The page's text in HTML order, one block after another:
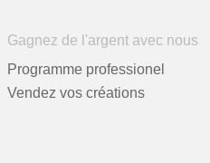
Gagnez de l'argent avec nous
Programme professionel
Vendez vos créations